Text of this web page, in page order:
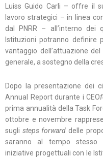
Luiss Guido Carli – offre il
lavoro strategici – in linea
dal PNRR – all’interno dei
Istituzioni potranno definire
vantaggio dell’attuazione
generale, a sostegno della
Dopo la presentazione dei
Annual Report durante i CEO
prima annualità della Task
ottobre e novembre
sugli steps forward delle
saranno al tempo stesso
iniziative progettuali con le